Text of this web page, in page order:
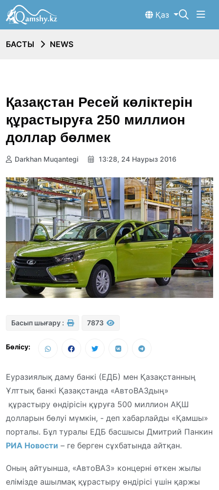
Қаз
БАСТЫ NEWS
Қазақстан Ресей көліктерін
құрастыруға 250 миллион
доллар бөлмек
Darkhan Muqantegi 13:28, 24 Наурыз 2016
Басып шығару : 7873
Бөлісу:
Еуразиялық даму банкі (ЕДБ) мен Қазақстанның
Ұлттық банкі Қазақстанда «АвтоВАЗдың»
құрастыру өндірісін құруға 500 миллион АҚШ
долларын бөлуі мүмкін, - деп хабарлайды «Қамшы»
порталы. Бұл туралы ЕДБ басшысы Дмитрий Панкин
РИА Новости – ге берген сұхбатында айтқан.
Оның айтуынша, «АвтоВАЗ» концерні өткен жылы
елімізде ашылмақ құрастыру өндірісі үшін қаржы